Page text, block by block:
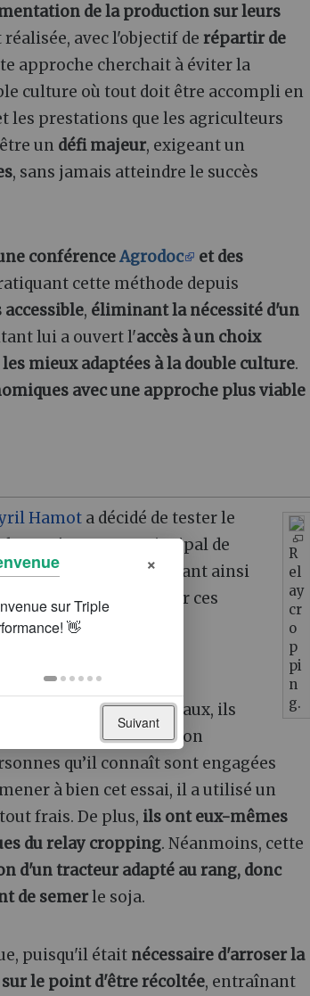
de la production sur leurs
avec l'objectif de répartir de
approche cherchait à éviter la
culture où tout doit être accompli en
les prestations que les agriculteurs
un défi majeur, exigeant un
, sans jamais atteindre le succès
conférenceAgrodoc
et des
cette méthode depuis
accessible, éliminant la nécessité d'un
lui a ouvert l'accès à un choix
mieux adaptées à la double culture.
avec une approche plus viable
R
el
ay
cr
o
p
pi
n
g.
Hamot a décidé de tester le
L'avantage principal de
de mai,
permettant ainsi
exigeante pour ces
tout en effectuant de
sur les réseaux sociaux, ils
l'un des rares dans son
qu’il connaît sont engagées
à bien cet essai, il a utilisé un
frais. De plus, ils ont eux-mêmes
du relay cropping. Néanmoins, cette
d'un tracteur adapté au rang, donc
de semerle soja.
puisqu'il était nécessaire d'arroser la
le point d'être récoltée, entraînant
×
Suivant